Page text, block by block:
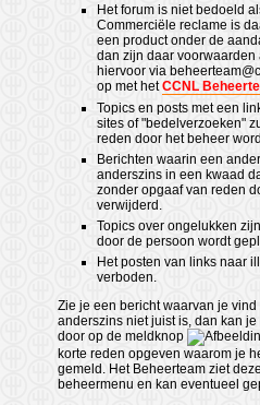
Het forum is niet bedoeld
Commerciële reclame is
een product onder de
dan zijn daar
hiervoor via
op met hetCCNL
Topics en posts met een
sites of "bedelverzoeken"
reden door het beheer
Berichten waarin een
anderszins in een kwaad
zonder opgaaf van reden
verwijderd.
Topics over ongelukken
door de persoon wordt
Het posten van links naar
verboden.
Zie je een bericht waarvan je
anderszins niet juist is, dan kan
door op de meldknop
korte reden opgeven waarom je
gemeld. Het Beheerteam ziet
beheermenu en kan eventueel